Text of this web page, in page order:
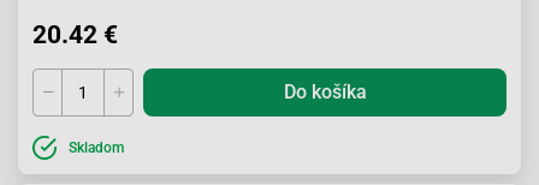
20.42 €
Do košíka
Skladom